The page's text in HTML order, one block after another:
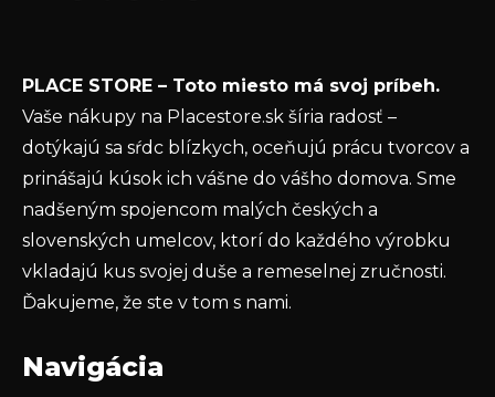
ochrany osobných údajov
PRIHLÁSIŤ SA
PLACE STORE – Toto miesto má svoj príbeh.
Vaše nákupy na Placestore.sk šíria radosť –
dotýkajú sa sŕdc blízkych, oceňujú prácu tvorcov a
prinášajú kúsok ich vášne do vášho domova. Sme
nadšeným spojencom malých českých a
slovenských umelcov, ktorí do každého výrobku
vkladajú kus svojej duše a remeselnej zručnosti.
Ďakujeme, že ste v tom s nami.
Navigácia